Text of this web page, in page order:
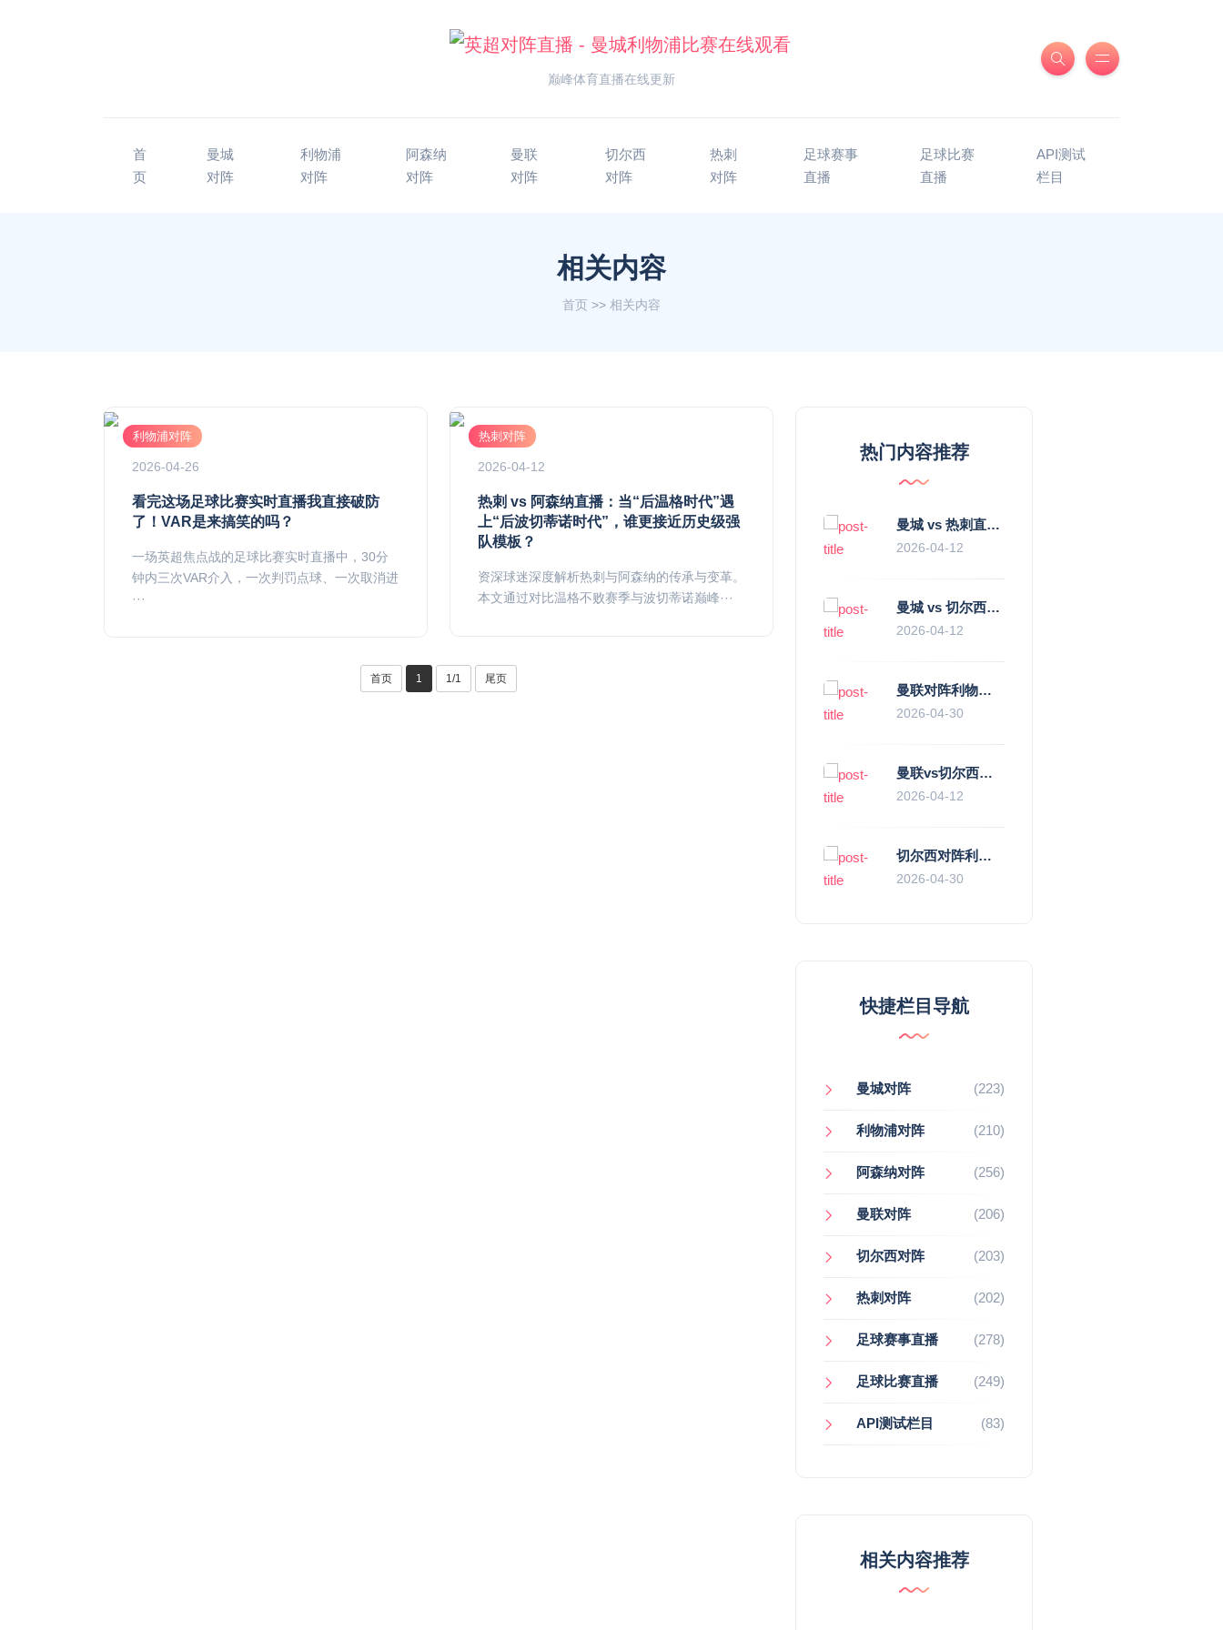
巅峰体育直播在线更新
首
页
曼城
对阵
利物浦
对阵
阿森纳
对阵
曼联
对阵
切尔西
对阵
热刺
对阵
足球赛事
直播
足球比赛
直播
API测试
栏目
相关内容
首页 >> 相关内容
利物浦对阵
2026-04-26
看完这场足球比赛实时直播我直接破防
了！VAR是来搞笑的吗？
一场英超焦点战的足球比赛实时直播中，30分
钟内三次VAR介入，一次判罚点球、一次取消进
···
热刺对阵
2026-04-12
热刺 vs 阿森纳直播：当“后温格时代”遇
上“后波切蒂诺时代”，谁更接近历史级强
队模板？
资深球迷深度解析热刺与阿森纳的传承与变革。
本文通过对比温格不败赛季与波切蒂诺巅峰···
首页 1 1/1 尾页
热门内容推荐
曼城 vs 热刺直播：瓜迪奥拉的“无锋阵”是天才设计还是自废武功？
2026-04-12
曼城 vs 切尔西直播复盘：瓜帅的“伪九”陷阱，如何绞杀蓝军的“三中卫”？
2026-04-12
曼联对阵利物浦，老特拉福德的红色心跳与蓝色暗涌
2026-04-30
曼联vs切尔西直播复盘：滕哈赫的“伪高位”与波切蒂诺的“无锋阵”，谁更拧巴？
2026-04-12
切尔西对阵利物浦，一场蓝红血脉里的恩怨与忠诚
2026-04-30
快捷栏目导航
曼城对阵 (223)
利物浦对阵 (210)
阿森纳对阵 (256)
曼联对阵 (206)
切尔西对阵 (203)
热刺对阵 (202)
足球赛事直播 (278)
足球比赛直播 (249)
API测试栏目 (83)
相关内容推荐